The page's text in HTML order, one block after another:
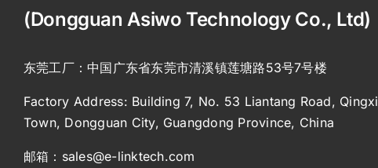
(Dongguan Asiwo Technology Co., Ltd)
东莞工厂：中国广东省东莞市清溪镇莲塘路53号7号楼
Factory Address: Building 7, No. 53 Liantang Road, Qingxi
Town, Dongguan City, Guangdong Province, China
邮箱：sales@e-linktech.com